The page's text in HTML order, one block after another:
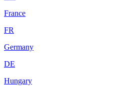
France
FR
Germany
DE
Hungary